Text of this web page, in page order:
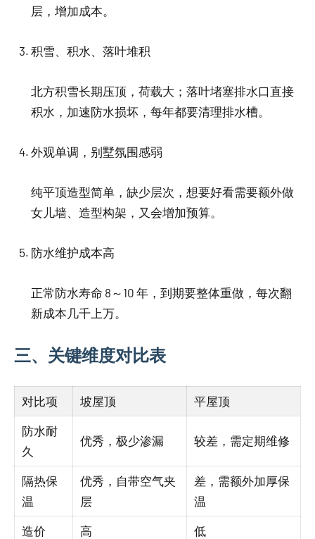
层，增加成本。
积雪、积水、落叶堆积
北方积雪长期压顶，荷载大；落叶堵塞排水口直接
积水，加速防水损坏，每年都要清理排水槽。
外观单调，别墅氛围感弱
纯平顶造型简单，缺少层次，想要好看需要额外做
女儿墙、造型构架，又会增加预算。
防水维护成本高
正常防水寿命 8～10 年，到期要整体重做，每次翻
新成本几千上万。
三、关键维度对比表
对比项 坡屋顶 平屋顶
防水耐
久
优秀，极少渗漏 较差，需定期维修
隔热保
温
优秀，自带空气夹
层
差，需额外加厚保
温
造价 高 低